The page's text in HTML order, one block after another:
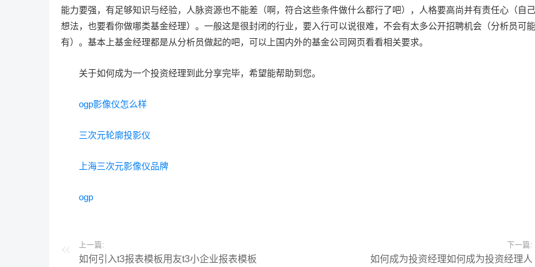
能力要强，有足够知识与经验，人脉资源也不能差（啊，符合这些条件做什么都行了吧），人格要高尚并有责任心（自
想法，也要看你做哪类基金经理）。一般这是很封闭的行业，要入行可以说很难，不会有太多公开招聘机会（分析员可
有）。基本上基金经理都是从分析员做起的吧，可以上国内外的基金公司网页看看相关要求。
关于如何成为一个投资经理到此分享完毕，希望能帮助到您。
ogp影像仪怎么样
三次元轮廓投影仪
上海三次元影像仪品牌
ogp
上一篇:
如何引入t3报表模板用友t3小企业报表模板
下一篇:
如何成为投资经理如何成为投资经理人